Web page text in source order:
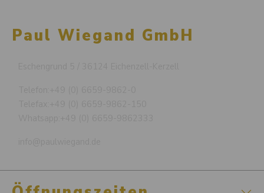
Paul Wiegand GmbH